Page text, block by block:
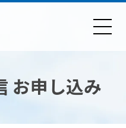
お申し込み